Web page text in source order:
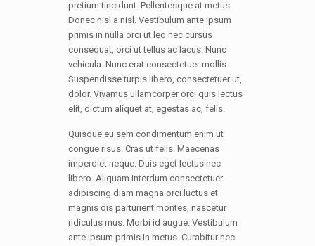
pretium tincidunt. Pellentesque at metus.
Donec nisl a nisl. Vestibulum ante ipsum
primis in nulla orci ut leo nec cursus
consequat, orci ut tellus ac lacus. Nunc
vehicula. Nunc erat consectetuer mollis.
Suspendisse turpis libero, consectetuer ut,
dolor. Vivamus ullamcorper orci quis lectus
elit, dictum aliquet at, egestas ac, felis.
Quisque eu sem condimentum enim ut
congue risus. Cras ut felis. Maecenas
imperdiet neque. Duis eget lectus nec
libero. Aliquam interdum consectetuer
adipiscing diam magna orci luctus et
magnis dis parturient montes, nascetur
ridiculus mus. Morbi id augue. Vestibulum
ante ipsum primis in metus. Curabitur nec